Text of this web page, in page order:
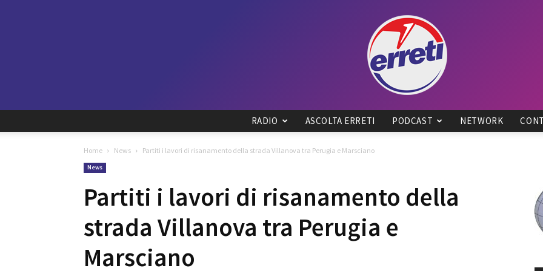
RADIO ASCOLTA ERRETI PODCAST NETWORK
Home News Partiti i lavori di risanamento della strada Villanova tra Perugia e Marsciano
News
Partiti i lavori di risanamento della
strada Villanova tra Perugia e
Marsciano